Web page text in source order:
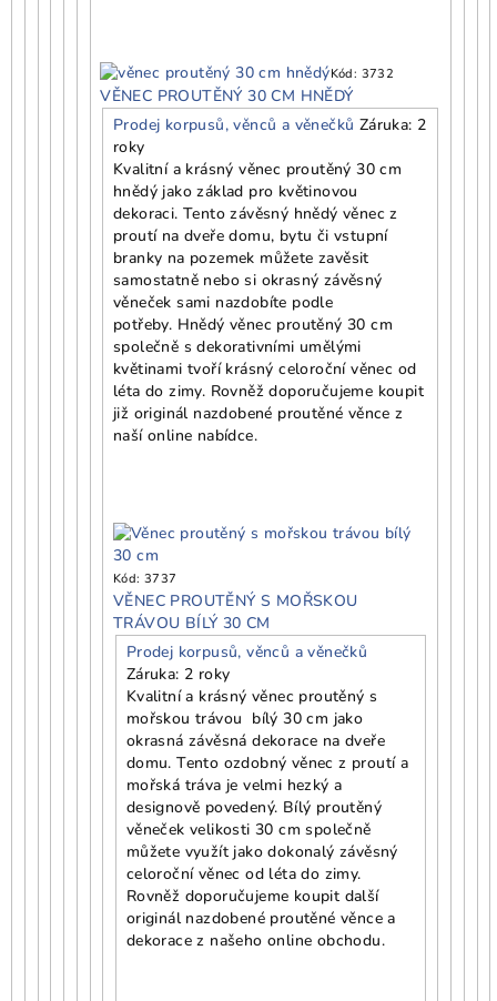
Kód: 3732
VĚNEC PROUTĚNÝ 30 CM HNĚDÝ
Prodej korpusů, věnců a věnečků Záruka: 2
roky
Kvalitní a krásný věnec proutěný 30 cm
hnědý jako základ pro květinovou
dekoraci. Tento závěsný hnědý věnec z
proutí na dveře domu, bytu či vstupní
branky na pozemek můžete zavěsit
samostatně nebo si okrasný závěsný
věneček sami nazdobíte podle
potřeby. Hnědý věnec proutěný 30 cm
společně s dekorativními umělými
květinami tvoří krásný celoroční věnec od
léta do zimy. Rovněž doporučujeme koupit
již originál nazdobené proutěné věnce z
naší online nabídce.
Kód: 3737
VĚNEC PROUTĚNÝ S MOŘSKOU
TRÁVOU BÍLÝ 30 CM
Prodej korpusů, věnců a věnečků
Záruka: 2 roky
Kvalitní a krásný věnec proutěný s
mořskou trávou bílý 30 cm jako
okrasná závěsná dekorace na dveře
domu. Tento ozdobný věnec z proutí a
mořská tráva je velmi hezký a
designově povedený. Bílý proutěný
věneček velikosti 30 cm společně
můžete využít jako dokonalý závěsný
celoroční věnec od léta do zimy.
Rovněž doporučujeme koupit další
originál nazdobené proutěné věnce a
dekorace z našeho online obchodu.